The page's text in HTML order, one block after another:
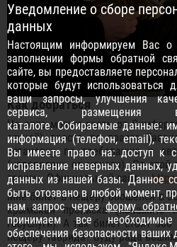
Как добраться
На авто можно ехать от
случай) просто по трассе
остановку по требованию в
(неподалеку от мечети). От этой
трассы. Официальный сайт —
Мне билет в пещеру обошелся в
крымская прописка (покажите
госуслуги). А так билет стоит
пещеру Таврида? Буду рада
Уведомление о сборе
данных
Настоящим информируем Вас
заполнении формы обратной
сайте, вы предоставляете
которые будут использоваться
ваши запросы, улучшения
сервиса,
каталоге. Собираемые данные:
информация (телефон, email),
Вы имеете право на: доступ к
исправление неверных данных,
данных из нашей базы. Данное
быть отозвано в любой момент,
нам запрос черезформу
принимаем все
обеспечения безопасности